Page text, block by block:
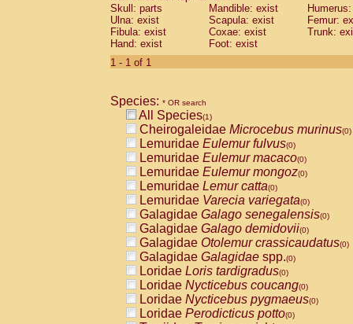
Cebidae Saguinus nigricollis (0)
Cebidae Saguinus oedipus
Cebidae Saguinus weddelli
Cebidae Saguinusspp.
Cebidae
CebidaeCebus capucinus
CebidaeCebus nigrivittatus
CebidaeCebus spp.(0)
CebidaeSaimiri boliviensis(0)
CebidaeSaimiri sciureus(0)
AtelidaeAlouatta caraya(0)
AtelidaeAlouatta fusca(0)
AtelidaeAlouatta seniculus(0)
AtelidaeAlouattaspp.(0)
AtelidaeAteles belzebuth(0)
AtelidaeAteles geoffroyi(0)
AtelidaeAteles paniscus(0)
AtelidaeAtelesspp.(0)
AtelidaeLagothrix lagothricha(0)
AtelidaeLagothrix lagothricha cana
PitheciidaeCacajao calvus
Skull: parts
Mandible: exist
Ulna: exist
Scapula: exist
Femur:
Fibula: exist
Coxae: exist
Trunk:
Hand: exist
Foot: exist
1 - 1 of 1
Species: * OR search
All Species(1)
Cheirogaleidae Microcebus murinus(0)
Lemuridae Eulemur fulvus(0)
Lemuridae Eulemur macaco(0)
Lemuridae Eulemur mongoz(0)
Lemuridae Lemur catta(0)
Lemuridae Varecia variegata(0)
Galagidae Galago senegalensis(0)
Galagidae Galago demidovii(0)
Galagidae Otolemur crassicaudatus(0)
Galagidae Galagidae spp.(0)
Loridae Loris tardigradus(0)
Loridae Nycticebus coucang(0)
Loridae Nycticebus pygmaeus(0)
Loridae Perodicticus potto(0)